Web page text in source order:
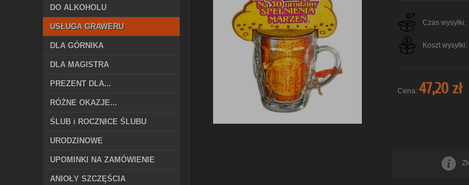
DO ALKOHOLU
USŁUGA GRAWERU
DLA GÓRNIKA
DLA MAGISTRA
PREZENT DLA...
RÓŻNE OKAZJE...
ŚLUB i ROCZNICE ŚLUBU
URODZINOWE
UPOMINKI NA ZAMÓWIENIE
ANIOŁY SZCZĘŚCIA
Czas wysyłki:
Koszt wysyłki:
Cena: 47,20 zł